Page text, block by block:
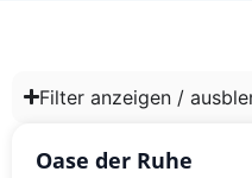
Filter anzeigen /
Oase der Ruhe